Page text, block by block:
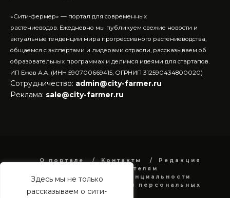
Здесь мы не только
рассказываем о сити-
«Сити-фермер» — портал для современных
растениеводов. Ежедневно мы публикуем свежие новости и
актуальные тенденции мира прогрессивного растениеводства,
общаемся с экспертами и лидерами отрасли, рассказываем об
образовательных программах и делимся идеями для стартапов.
ИП Ежов А.А. (ИНН 590700669415, ОГРНИП 312590434800020)
Сотрудничество: admin@city-farmer.ru
Реклама: sale@city-farmer.ru
О портале Контакты
Редакция
Рекламодателям
Политика конфиденциальности
в отношении обработки персональных
данных